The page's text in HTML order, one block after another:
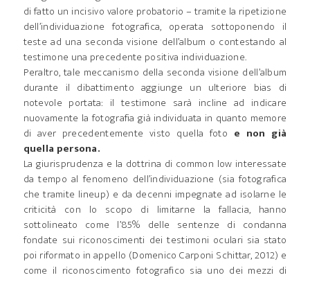
di fatto un incisivo valore probatorio – tramite la ripetizione
dell’individuazione fotografica, operata sottoponendo il
teste ad una seconda visione dell’album o contestando al
testimone una precedente positiva individuazione.
Peraltro, tale meccanismo della seconda visione dell’album
durante il dibattimento aggiunge un ulteriore bias di
notevole portata: il testimone sarà incline ad indicare
nuovamente la fotografia già individuata in quanto memore
di aver precedentemente visto quella foto e non già
quella persona.
La giurisprudenza e la dottrina di common low interessate
da tempo al fenomeno dell’individuazione (sia fotografica
che tramite lineup) e da decenni impegnate ad isolarne le
criticità con lo scopo di limitarne la fallacia, hanno
sottolineato come l’85% delle sentenze di condanna
fondate sui riconoscimenti dei testimoni oculari sia stato
poi riformato in appello (Domenico Carponi Schittar, 2012) e
come il riconoscimento fotografico sia uno dei mezzi di